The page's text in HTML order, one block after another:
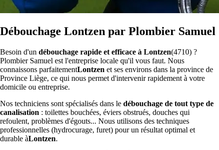
Débouchage Lontzen par Plombier Samuel
Besoin d'un débouchage rapide et efficace à Lontzen(4710) ?
Plombier Samuel est l'entreprise locale qu'il vous faut. Nous
connaissons parfaitementLontzen et ses environs dans la province de
Province Liège, ce qui nous permet d'intervenir rapidement à votre
domicile ou entreprise.
Nos techniciens sont spécialisés dans le débouchage de tout type de
canalisation : toilettes bouchées, éviers obstrués, douches qui
refoulent, problèmes d'égouts... Nous utilisons des techniques
professionnelles (hydrocurage, furet) pour un résultat optimal et
durable àLontzen.